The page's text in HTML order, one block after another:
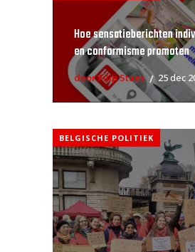
Hoe sensatieberichten
en conformisme promoten
door Filip Staes 25 dec
BELGISCHE POLITIEK